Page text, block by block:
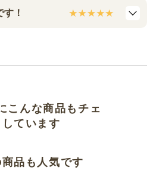
！
こんな商品もチェ
しています
品も人気です